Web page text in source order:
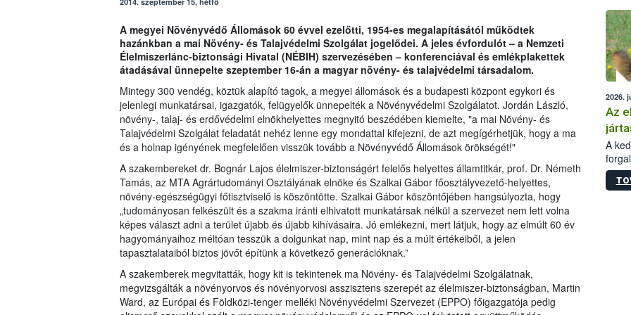
A megyei Növényvédő Állomások 60 évvel ezelőtti, 1954-es megalapításától működtek
hazánkban a mai Növény- és Talajvédelmi Szolgálat jogelődei. A jeles évfordulót – a Nemzeti
Élelmiszerlánc-biztonsági Hivatal (NÉBIH) szervezésében – konferenciával és emlékplakettek
átadásával ünnepelte szeptember 16-án a magyar növény- és talajvédelmi társadalom.
Mintegy 300 vendég, köztük alapító tagok, a megyei állomások és a budapesti központ egykori és
jelenlegi munkatársai, igazgatók, felügyelők ünnepelték a Növényvédelmi Szolgálatot. Jordán László,
növény-, talaj- és erdővédelmi elnökhelyettes megnyitó beszédében kiemelte, "a mai Növény- és
Talajvédelmi Szolgálat feladatát nehéz lenne egy mondattal kifejezni, de azt megígérhetjük, hogy a ma
és a holnap igényének megfelelően visszük tovább a Növényvédő Állomások örökségét!"
A szakembereket dr. Bognár Lajos élelmiszer-biztonságért felelős helyettes államtitkár, prof. Dr. Németh
Tamás, az MTA Agrártudományi Osztályának elnöke és Szalkai Gábor főosztályvezető-helyettes,
növény-egészségügyi főtisztviselő is köszöntötte. Szalkai Gábor köszöntőjében hangsúlyozta, hogy
„tudományosan felkészült és a szakma iránti elhivatott munkatársak nélkül a szervezet nem lett volna
képes választ adni a terület újabb és újabb kihívásaira. Jó emlékezni, mert látjuk, hogy az elmúlt 60 év
hagyományaihoz méltóan tesszük a dolgunkat nap, mint nap és a múlt értékeiből, a jelen
tapasztalataiból biztos jövőt építünk a következő generációknak.”
A szakemberek megvitatták, hogy kit is tekintenek ma Növény- és Talajvédelmi Szolgálatnak,
megvizsgálták a növényorvos és növényorvosi asszisztens szerepét az élelmiszer-biztonságban, Martin
Ward, az Európai és Földközi-tenger melléki Növényvédelmi Szervezet (EPPO) főigazgatója pedig
2026.
Az
A